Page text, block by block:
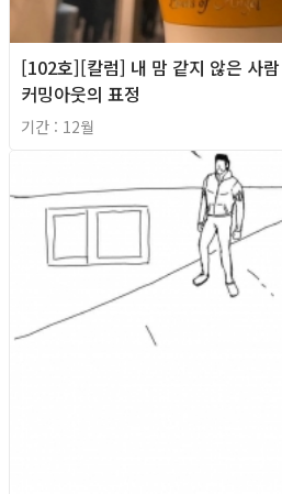
[102호][칼럼] 내 맘 같지 않은 사
커밍아웃의 표정
기간 : 12월